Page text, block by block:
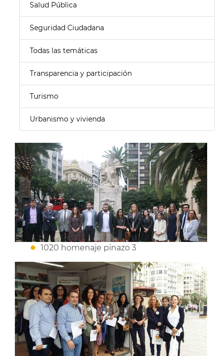
Salud Pública
Seguridad Ciudadana
Todas las temáticas
Transparencia y participación
Turismo
Urbanismo y vivienda
1020 homenaje pinazo 3